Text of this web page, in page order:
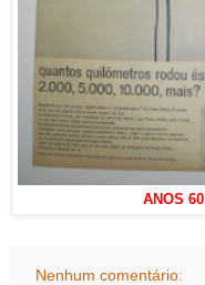
ANOS 60
Nenhum comentário: